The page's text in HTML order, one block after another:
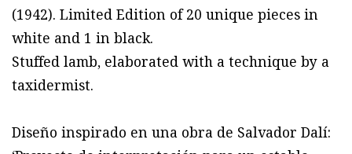
(1942). Limited Edition of 20 unique pieces in
white and 1 in black.
Stuffed lamb, elaborated with a technique by a
taxidermist.
Diseño inspirado en una obra de Salvador Dalí: